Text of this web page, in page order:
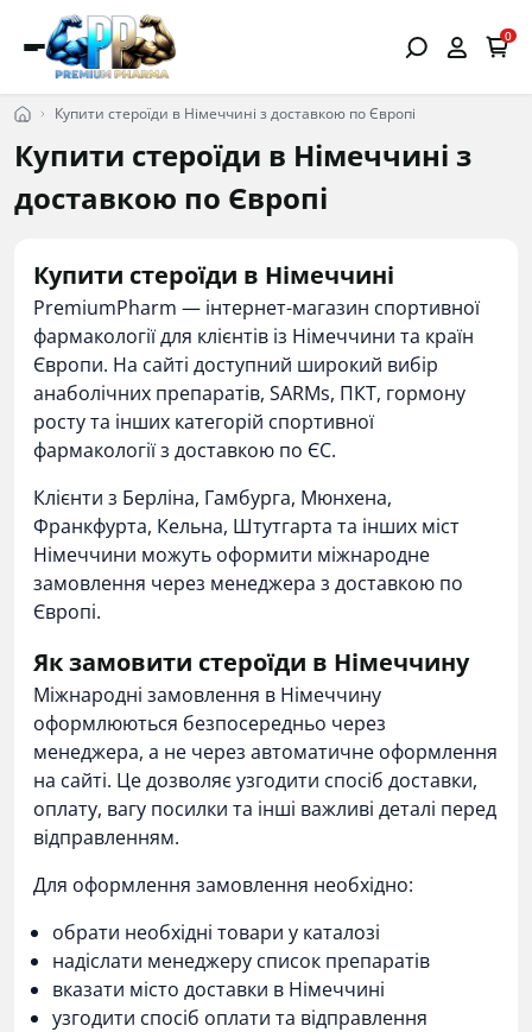
0
Купити стероїди в Німеччині з доставкою по Європі
Купити стероїди в Німеччині з
доставкою по Європі
Купити стероїди в Німеччині
PremiumPharm — інтернет-магазин спортивної
фармакології для клієнтів із Німеччини та країн
Європи. На сайті доступний широкий вибір
анаболічних препаратів, SARMs, ПКТ, гормону
росту та інших категорій спортивної
фармакології з доставкою по ЄС.
Клієнти з Берліна, Гамбурга, Мюнхена,
Франкфурта, Кельна, Штутгарта та інших міст
Німеччини можуть оформити міжнародне
замовлення через менеджера з доставкою по
Європі.
Як замовити стероїди в Німеччину
Міжнародні замовлення в Німеччину
оформлюються безпосередньо через
менеджера, а не через автоматичне оформлення
на сайті. Це дозволяє узгодити спосіб доставки,
оплату, вагу посилки та інші важливі деталі перед
відправленням.
Для оформлення замовлення необхідно:
обрати необхідні товари у каталозі
надіслати менеджеру список препаратів
вказати місто доставки в Німеччині
узгодити спосіб оплати та відправлення